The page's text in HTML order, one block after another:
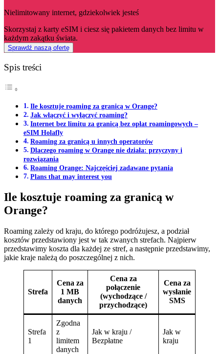
Nielimitowany internet, gdziekolwiek jesteś
Skorzystaj z karty eSIM i ciesz się pakietem danych bez limitu w
każdym zakątku świata.
Sprawdź naszą ofertę
Spis treści
Ile kosztuje roaming za granicą w Orange?
Jak włączyć i wyłączyć roaming?
Internet bez limitu za granicą bez opłat roamingowych –
eSIM Holafly
Roaming za granicą u innych operatorów
Dlaczego roaming w Orange nie działa: przyczyny i
rozwiązania
Roaming Orange: Najczęściej zadawane pytania
Plans that may interest you
Ile kosztuje roaming za granicą w
Orange?
Roaming zależy od kraju, do którego podróżujesz, a podział
kosztów przedstawiony jest w tak zwanych strefach. Najpierw
przedstawimy koszta dla każdej ze stref, a następnie przedstawimy,
jakie kraje należą do poszczególnej z nich.
Strefa
Cena za
1 MB
danych
Cena za
połączenie
(wychodzące /
przychodzące)
Cena za
wysłanie
SMS
Strefa
1
Zgodna
z
limitem
danych
Jak w kraju /
Bezpłatne
Jak w
kraju